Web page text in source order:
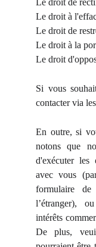
Le droit de
Le droit à
Le droit de
Le droit à la
Le droit
Si vous
contacter via
En outre, si
notons que
d'exécuter les
avec vous
formulaire
l’étranger),
intérêts
De plus,